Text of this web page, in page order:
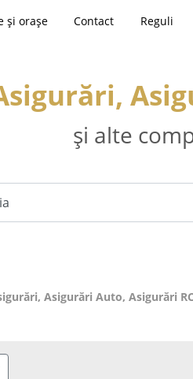
și orașe Contact Reguli
și alte
Asigurări Auto, Asigurări